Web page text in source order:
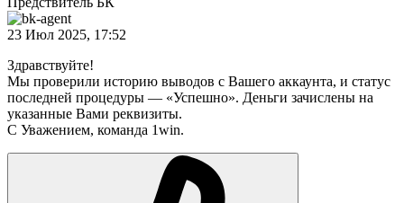
23 Июл 2025, 17:52
Здравствуйте!
Мы проверили историю выводов с Вашего аккаунта, и статус
последней процедуры — «Успешно». Деньги зачислены на
указанные Вами реквизиты.
С Уважением, команда 1win.